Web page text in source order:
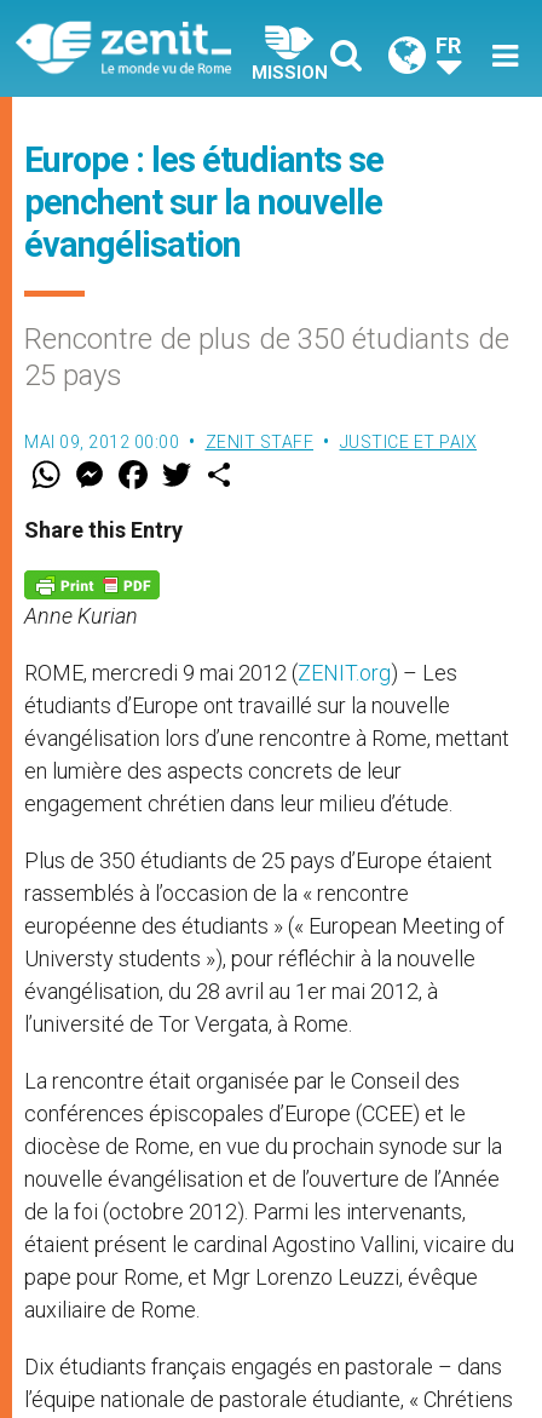
MISSION
FR
Europe : les étudiants se
penchent sur la nouvelle
évangélisation
Rencontre de plus de 350 étudiants de
25 pays
MAI 09, 2012 00:00 ZENIT STAFF JUSTICE ET PAIX
W
t
s
p
p
M
e
s
e
g
e
r
F
a
e
b
o
k
w
Share this Entry
Anne Kurian
ROME, mercredi 9 mai 2012 (ZENIT.org) – Les
étudiants d’Europe ont travaillé sur la nouvelle
évangélisation lors d’une rencontre à Rome, mettant
en lumière des aspects concrets de leur
engagement chrétien dans leur milieu d’étude.
Plus de 350 étudiants de 25 pays d’Europe étaient
rassemblés à l’occasion de la « rencontre
européenne des étudiants » (« European Meeting of
Universty students »), pour réfléchir à la nouvelle
évangélisation, du 28 avril au 1er mai 2012, à
l’université de Tor Vergata, à Rome.
La rencontre était organisée par le Conseil des
conférences épiscopales d’Europe (CCEE) et le
diocèse de Rome, en vue du prochain synode sur la
nouvelle évangélisation et de l’ouverture de l’Année
de la foi (octobre 2012). Parmi les intervenants,
étaient présent le cardinal Agostino Vallini, vicaire du
pape pour Rome, et Mgr Lorenzo Leuzzi, évêque
auxiliaire de Rome.
Dix étudiants français engagés en pastorale – dans
l’équipe nationale de pastorale étudiante, « Chrétiens